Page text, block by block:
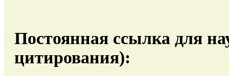
Постоянная ссылка для
цитирования):